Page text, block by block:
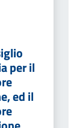
per il
ed il